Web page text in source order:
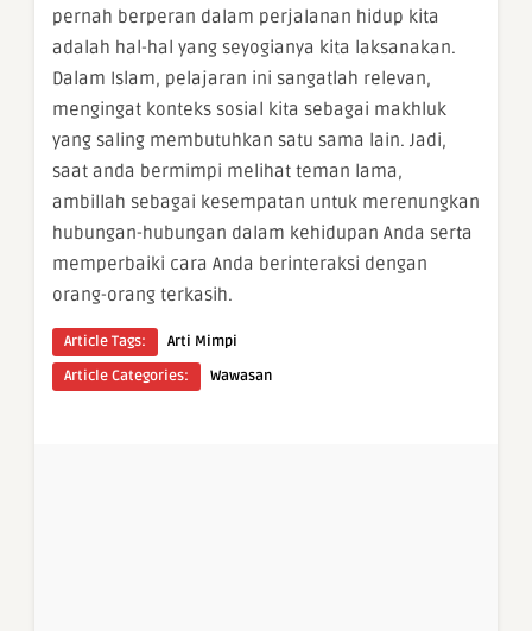
pernah berperan dalam perjalanan hidup kita
adalah hal-hal yang seyogianya kita laksanakan.
Dalam Islam, pelajaran ini sangatlah relevan,
mengingat konteks sosial kita sebagai makhluk
yang saling membutuhkan satu sama lain. Jadi,
saat anda bermimpi melihat teman lama,
ambillah sebagai kesempatan untuk merenungkan
hubungan-hubungan dalam kehidupan Anda serta
memperbaiki cara Anda berinteraksi dengan
orang-orang terkasih.
Article Tags:
Arti Mimpi
Article Categories:
Wawasan